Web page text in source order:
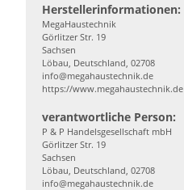
Herstellerinformationen:
MegaHaustechnik
Görlitzer Str. 19
Sachsen
Löbau, Deutschland, 02708
info@megahaustechnik.de
https://www.megahaustechnik.de
verantwortliche Person:
P & P Handelsgesellschaft mbH
Görlitzer Str. 19
Sachsen
Löbau, Deutschland, 02708
info@megahaustechnik.de